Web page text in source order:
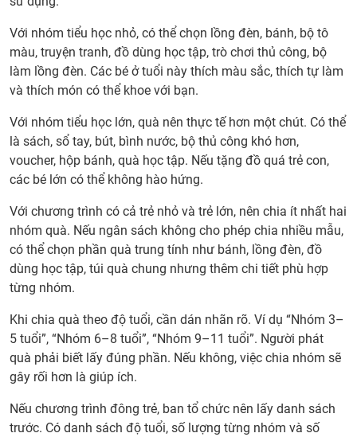
lớn
vào
lỗi
dễ
quà
Thu
lớn
Với nhóm tiểu học nhỏ, có thể chọn lồng đèn, bánh, bộ tô
màu, truyện tranh, đồ dùng học tập, trò chơi thủ công, bộ
làm lồng đèn. Các bé ở tuổi này thích màu sắc, thích tự làm
và thích món có thể khoe với bạn.
Với nhóm tiểu học lớn, quà nên thực tế hơn một chút. Có thể
là sách, sổ tay, bút, bình nước, bộ thủ công khó hơn,
voucher, hộp bánh, quà học tập. Nếu tặng đồ quá trẻ con,
các bé lớn có thể không hào hứng.
Với chương trình có cả trẻ nhỏ và trẻ lớn, nên chia ít nhất hai
nhóm quà. Nếu ngân sách không cho phép chia nhiều mẫu,
có thể chọn phần quà trung tính như bánh, lồng đèn, đồ
dùng học tập, túi quà chung nhưng thêm chi tiết phù hợp
từng nhóm.
Khi chia quà theo độ tuổi, cần dán nhãn rõ. Ví dụ “Nhóm 3–
5 tuổi”, “Nhóm 6–8 tuổi”, “Nhóm 9–11 tuổi”. Người phát
quà phải biết lấy đúng phần. Nếu không, việc chia nhóm sẽ
gây rối hơn là giúp ích.
Nếu chương trình đông trẻ, ban tổ chức nên lấy danh sách
trước. Có danh sách độ tuổi, số lượng từng nhóm và số